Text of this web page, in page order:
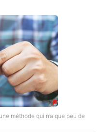
méthode qui n’a que peu de